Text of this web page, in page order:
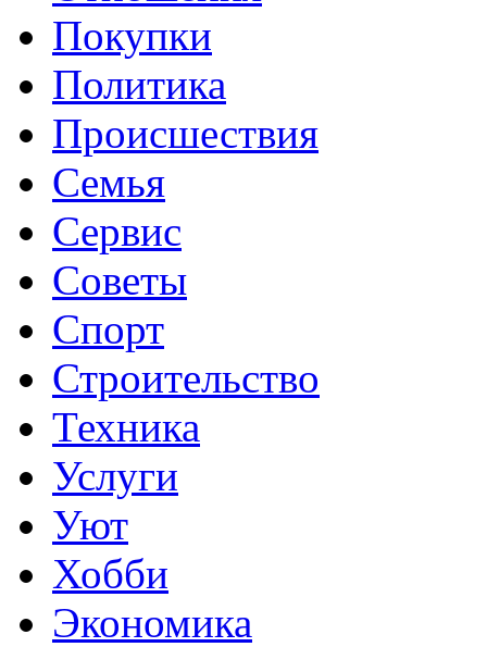
Покупки
Политика
Происшествия
Семья
Сервис
Советы
Спорт
Строительство
Техника
Услуги
Уют
Хобби
Экономика